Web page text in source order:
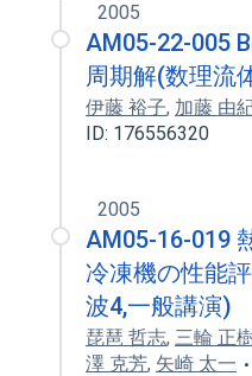
2005
AM05-22-005
周期解(数理流
伊藤 裕子, 加藤 由
ID: 176556320
2005
AM05-16-019
冷凍機の性能
波4,一般講演)
琵琶 哲志, 三輪 正
澤 克芳, 矢崎 太一